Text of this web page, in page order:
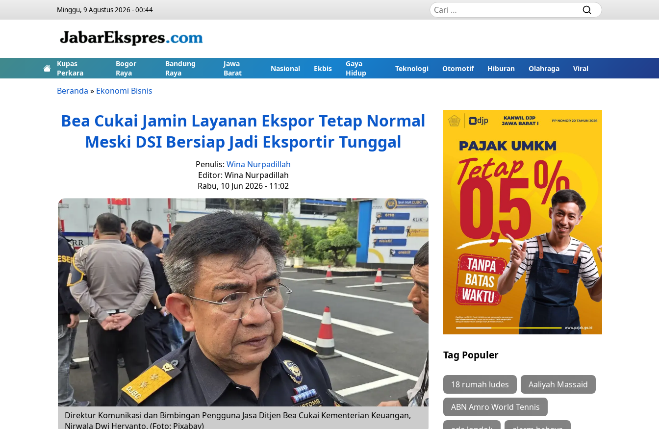
Minggu, 9 Agustus 2026 - 00:44
Kupas
Perkara
Bogor
Raya
Bandung
Raya
Jawa
Barat
Nasional Ekbis
Gaya
Hidup
Teknologi Otomotif Hiburan Olahraga Viral
Beranda » Ekonomi Bisnis
Bea Cukai Jamin Layanan Ekspor Tetap Normal
Meski DSI Bersiap Jadi Eksportir Tunggal
Penulis: Wina Nurpadillah
Editor: Wina Nurpadillah
Rabu, 10 Jun 2026 - 11:02
Direktur Komunikasi dan Bimbingan Pengguna Jasa Ditjen Bea Cukai Kementerian Keuangan,
Nirwala Dwi Heryanto. (Foto: Pixabay)
Tag Populer
18 rumah ludes Aaliyah Massaid
ABN Amro World Tennis